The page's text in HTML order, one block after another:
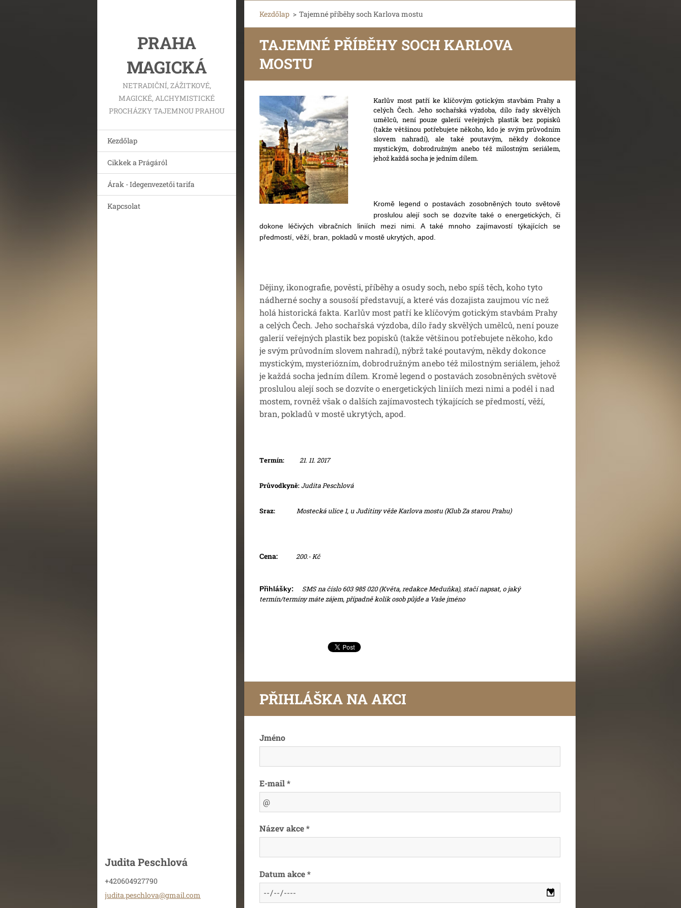
PRAHA
MAGICKÁ
NETRADIČNÍ, ZÁŽITKOVÉ,
MAGICKÉ, ALCHYMISTICKÉ
PROCHÁZKY TAJEMNOU PRAHOU
Kezdőlap
Cikkek a Prágáról
Árak - Idegenvezetői tarifa
Kapcsolat
Judita Peschlová
+420604927790
judita.peschlova@gmail.com
Kezdőlap > Tajemné příběhy soch Karlova mostu
TAJEMNÉ PŘÍBĚHY SOCH KARLOVA
MOSTU
Karlův most patří ke klíčovým gotickým stavbám Prahy a
celých Čech. Jeho sochařská výzdoba, dílo řady skvělých
umělců, není pouze galerií veřejných plastik bez popisků
(takže většinou potřebujete někoho, kdo je svým průvodním
slovem nahradí), ale také poutavým, někdy dokonce
mystickým, dobrodružným anebo též milostným seriálem,
jehož každá socha je jedním dílem.
Kromě legend o postavách zosobněných touto světově
proslulou alejí soch se dozvíte také o energetických, či
dokone léčivých vibračních liniích mezi nimi. A také mnoho zajímavostí týkajících se
předmostí, věží, bran, pokladů v mostě ukrytých, apod.
Dějiny, ikonografie, pověsti, příběhy a osudy soch, nebo spíš těch, koho tyto
nádherné sochy a sousoší představují, a které vás dozajista zaujmou víc než
holá historická fakta. Karlův most patří ke klíčovým gotickým stavbám Prahy
a celých Čech. Jeho sochařská výzdoba, dílo řady skvělých umělců, není pouze
galerií veřejných plastik bez popisků (takže většinou potřebujete někoho, kdo
je svým průvodním slovem nahradí), nýbrž také poutavým, někdy dokonce
mystickým, mysteriózním, dobrodružným anebo též milostným seriálem, jehož
je každá socha jedním dílem. Kromě legend o postavách zosobněných světově
proslulou alejí soch se dozvíte o energetických liniích mezi nimi a podél i nad
mostem, rovněž však o dalších zajímavostech týkajících se předmostí, věží,
bran, pokladů v mostě ukrytých, apod.
Termín: 21. 11. 2017
Průvodkyně: Judita Peschlová
Sraz: Mostecká ulice 1, u Juditiny věže Karlova mostu (Klub Za starou Prahu)
Cena: 200.- Kč
Přihlášky: SMS na číslo 603 985 020 (Květa, redakce Meduňka), stačí napsat, o jaký
termín/termíny máte zájem, případně kolik osob půjde a Vaše jméno
PŘIHLÁŠKA NA AKCI
Jméno
E-mail *
Název akce *
Datum akce *